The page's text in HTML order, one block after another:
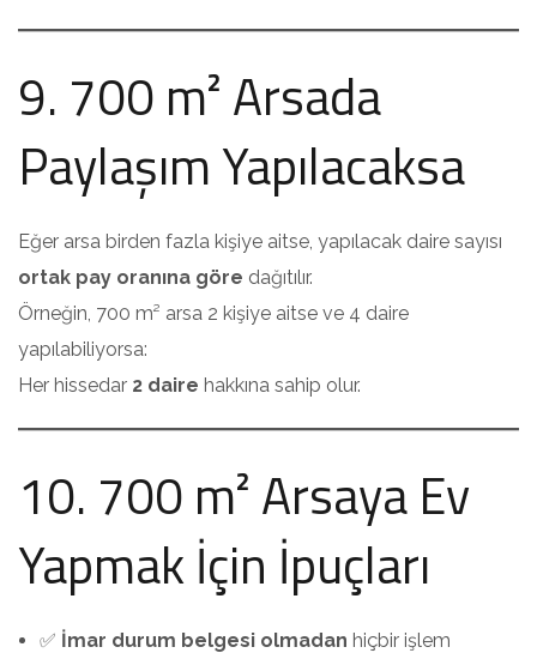
9. 700 m² Arsada
Paylaşım Yapılacaksa
Eğer arsa birden fazla kişiye aitse, yapılacak daire sayısı
ortak pay oranına göre dağıtılır.
Örneğin, 700 m² arsa 2 kişiye aitse ve 4 daire
yapılabiliyorsa:
Her hissedar 2 daire hakkına sahip olur.
10. 700 m² Arsaya Ev
Yapmak İçin İpuçları
✅ İmar durum belgesi olmadan hiçbir işlem